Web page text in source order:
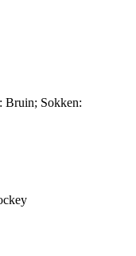
Bruin; Sokken: